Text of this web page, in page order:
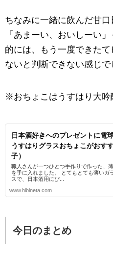
ちなみに一緒に飲んだ甘
「あまーい、おいしーい
的には、もう一度できた
ないと判断できない感じで
※おちょこはうすはり大吟
日本酒好きへのプレゼントに電
うすはりグラスおちょこがおす
子）
職人さんが一つひとつ手作りで作った、
を手に入れました。 とてもとても薄いガ
スで、日本酒用にぴ...
www.hibineta.com
今日のまとめ